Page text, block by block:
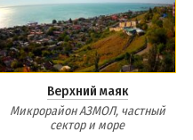
Верхний маяк
Микрорайон АЗМОЛ, частный
сектор и море